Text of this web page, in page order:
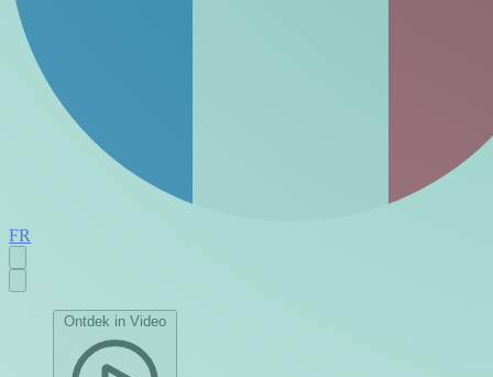
FR
Ontdek in Video